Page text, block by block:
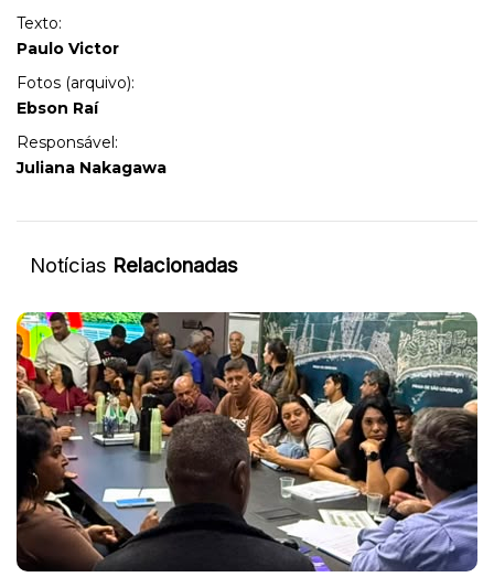
Texto:
Paulo Victor
Fotos (arquivo):
Ebson Raí
Responsável:
Juliana Nakagawa
Notícias Relacionadas